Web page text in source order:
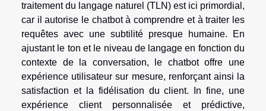
traitement du langage naturel (TLN) est ici primordial,
car il autorise le chatbot à comprendre et à traiter les
requêtes avec une subtilité presque humaine. En
ajustant le ton et le niveau de langage en fonction du
contexte de la conversation, le chatbot offre une
expérience utilisateur sur mesure, renforçant ainsi la
satisfaction et la fidélisation du client. In fine, une
expérience client personnalisée et prédictive,